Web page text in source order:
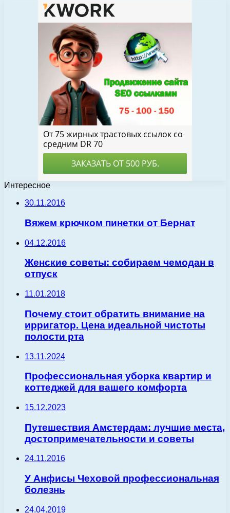
Интересное
30.11.2016
Вяжем крючком пинетки от Бернат
04.12.2016
Женские советы: собираем чемодан в
отпуск
11.01.2018
Почему стоит обратить внимание на
ирригатор. Цена идеальной чистоты
полости рта
13.11.2024
Профессиональная уборка квартир и
коттеджей для вашего комфорта
15.12.2023
Путешествия Амстердам: лучшие места,
достопримечательности и советы
24.11.2016
У Анфисы Чеховой профессиональная
болезнь
24.04.2019